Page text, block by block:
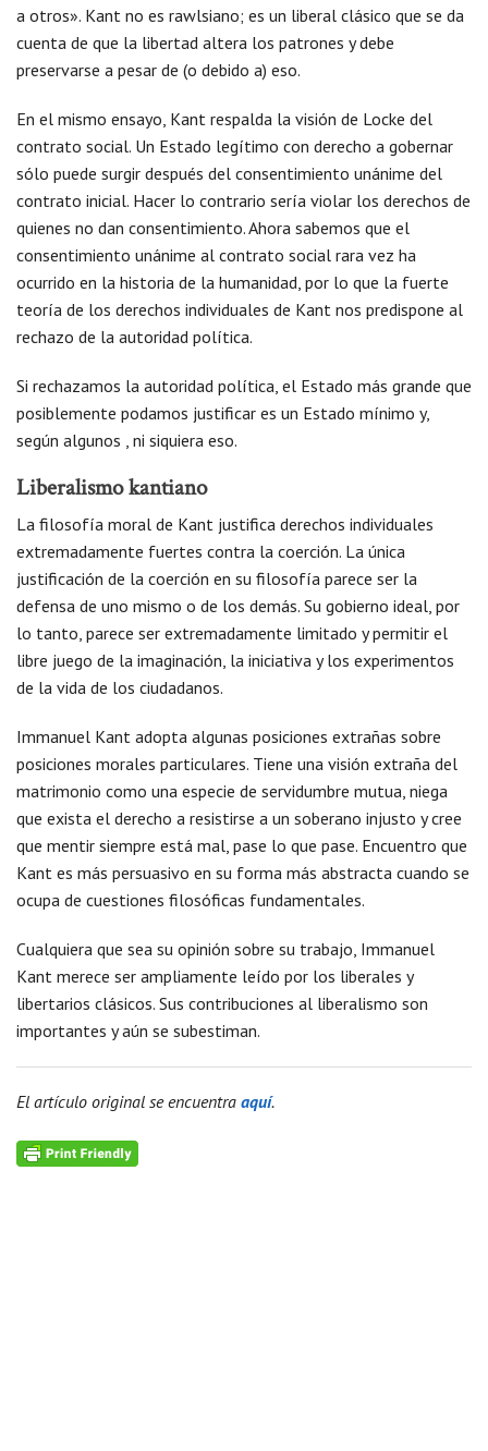
a otros». Kant no es rawlsiano; es un liberal clásico que se da
cuenta de que la libertad altera los patrones y debe
preservarse a pesar de (o debido a) eso.
En el mismo ensayo, Kant respalda la visión de Locke del
contrato social. Un Estado legítimo con derecho a gobernar
sólo puede surgir después del consentimiento unánime del
contrato inicial. Hacer lo contrario sería violar los derechos de
quienes no dan consentimiento. Ahora sabemos que el
consentimiento unánime al contrato social rara vez ha
ocurrido en la historia de la humanidad, por lo que la fuerte
teoría de los derechos individuales de Kant nos predispone al
rechazo de la autoridad política.
Si rechazamos la autoridad política, el Estado más grande que
posiblemente podamos justificar es un Estado mínimo y,
según algunos , ni siquiera eso.
Liberalismo kantiano
La filosofía moral de Kant justifica derechos individuales
extremadamente fuertes contra la coerción. La única
justificación de la coerción en su filosofía parece ser la
defensa de uno mismo o de los demás. Su gobierno ideal, por
lo tanto, parece ser extremadamente limitado y permitir el
libre juego de la imaginación, la iniciativa y los experimentos
de la vida de los ciudadanos.
Immanuel Kant adopta algunas posiciones extrañas sobre
posiciones morales particulares. Tiene una visión extraña del
matrimonio como una especie de servidumbre mutua, niega
que exista el derecho a resistirse a un soberano injusto y cree
que mentir siempre está mal, pase lo que pase. Encuentro que
Kant es más persuasivo en su forma más abstracta cuando se
ocupa de cuestiones filosóficas fundamentales.
Cualquiera que sea su opinión sobre su trabajo, Immanuel
Kant merece ser ampliamente leído por los liberales y
libertarios clásicos. Sus contribuciones al liberalismo son
importantes y aún se subestiman.
El artículo original se encuentra aquí.